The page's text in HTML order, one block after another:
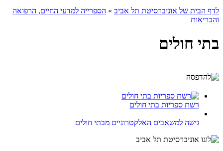
לדף הבית של אוניברסיטת תל אביב » הספרייה למדעי החיים, הרפואה
והבריאות
בתי חולים
רשת ספריות בתי חולים
גישה למשאבים האלקטרוניים מבתי חולים